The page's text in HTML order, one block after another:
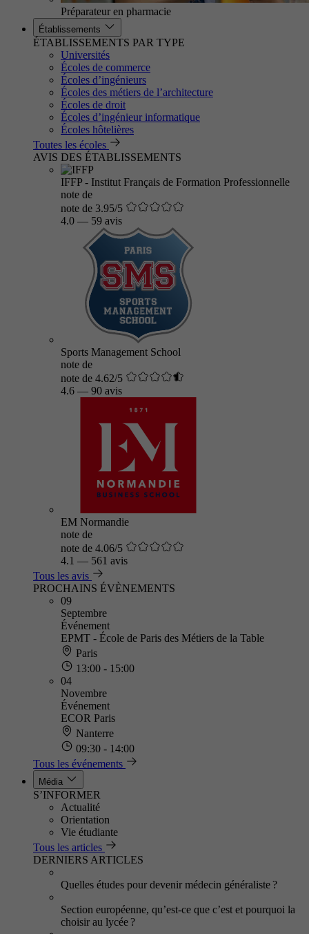
Préparateur en pharmacie
Établissements
ÉTABLISSEMENTS PAR TYPE
Universités
Écoles de commerce
Écoles d’ingénieurs
Écoles des métiers de l’architecture
Écoles de droit
Écoles d’ingénieur informatique
Écoles hôtelières
Toutes les écoles
AVIS DES ÉTABLISSEMENTS
IFFP - Institut Français de Formation Professionnelle
note de
note de 3.95/5
4.0 — 59 avis
Sports Management School
note de
note de 4.62/5
4.6 — 90 avis
EM Normandie
note de
note de 4.06/5
4.1 — 561 avis
Tous les avis
PROCHAINS ÉVÈNEMENTS
09
Septembre
Événement
EPMT - École de Paris des Métiers de la Table
Paris
13:00 - 15:00
04
Novembre
Événement
ECOR Paris
Nanterre
09:30 - 14:00
Tous les événements
Média
S’INFORMER
Actualité
Orientation
Vie étudiante
Tous les articles
DERNIERS ARTICLES
Quelles études pour devenir médecin généraliste ?
Section européenne, qu’est-ce que c’est et pourquoi la
choisir au lycée ?